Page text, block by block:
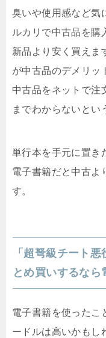
臭いや使用感など気
ルカリで中古品を購
新品より安く買えま
が中古品のデメリッ
中古品をネットで注
までわからないとい
単行本を手元に置き
電子書籍だと中古よ
す。
「超弩級チート
とめ買いするな
電子書籍を使ったこ
ードルは高いかもし